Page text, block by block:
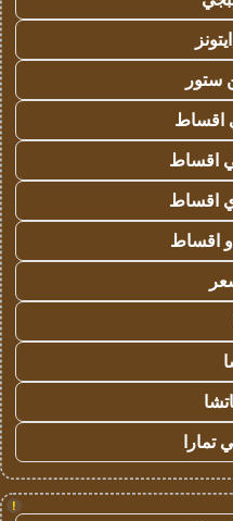
ستور
اقساط
اقساط
اقساط
اقساط
تمارا
!